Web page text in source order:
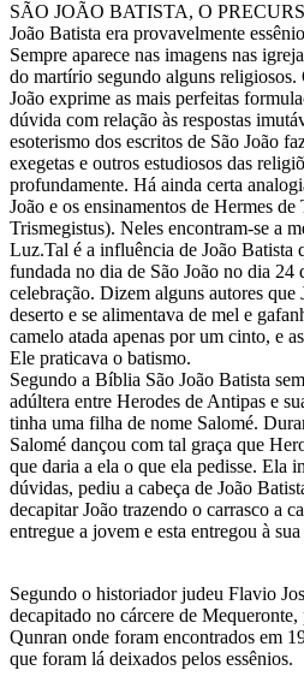
SÃO JOÃO BATISTA, O
João Batista era provavelmente
Sempre aparece nas imagens nas
do martírio segundo alguns
João exprime as mais perfeitas
dúvida com relação às respostas
esoterismo dos escritos de São João
exegetas e outros estudiosos das
profundamente. Há ainda certa
João e os ensinamentos de Hermes
Trismegistus). Neles encontram-se a
Luz.Tal é a influência de João Batista
fundada no dia de São João no dia 24
celebração. Dizem alguns autores que
deserto e se alimentava de mel e
camelo atada apenas por um cinto, e
Ele praticava o batismo.
Segundo a Bíblia São João Batista
adúltera entre Herodes de Antipas e
tinha uma filha de nome Salomé.
Salomé dançou com tal graça que
que daria a ela o que ela pedisse. Ela
dúvidas, pediu a cabeça de João
decapitar João trazendo o carrasco a
entregue a jovem e esta entregou à sua
Segundo o historiador judeu Flavio
decapitado no cárcere de
Qunran onde foram encontrados em
que foram lá deixados pelos essênios.